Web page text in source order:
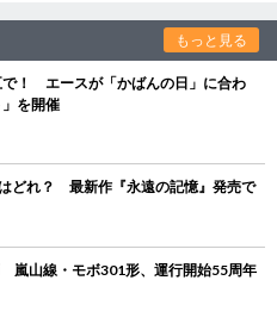
もっと見る
で！ エースが「かばんの日」に合わ
を開催
どれ？ 最新作『永遠の記憶』発売で
嵐山線・モボ301形、運行開始55周年